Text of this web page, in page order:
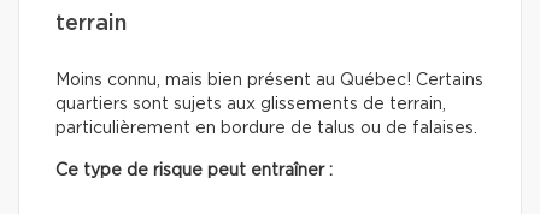
terrain
Moins connu, mais bien présent au Québec! Certains
quartiers sont sujets aux glissements de terrain,
particulièrement en bordure de talus ou de falaises.
Ce type de risque peut entraîner :